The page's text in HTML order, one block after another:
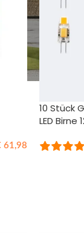
61,98
10 Stück
LED Birne